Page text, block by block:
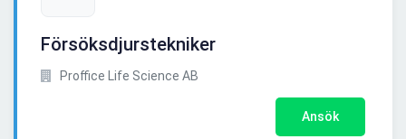
Försöksdjurstekniker
Proffice Life Science AB
Ansök